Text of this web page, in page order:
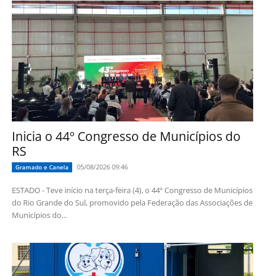
Inicia o 44º Congresso de Municípios do
RS
Gramado e Canela 05/08/2026 09:46
ESTADO - Teve início na terça-feira (4), o 44º Congresso de Municípios
do Rio Grande do Sul, promovido pela Federação das Associações de
Municípios do...